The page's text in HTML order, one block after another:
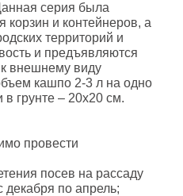
серия была
корзин и контейнеров, а
территорий и
и предъявляются
внешнему виду
кашпо 2-3 л на одно
в грунте – 20х20 см.
провести
посев на рассаду
декабря по апрель;